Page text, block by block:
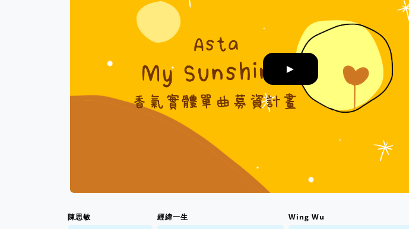
►
陳思敏 經緯一生 Wing Wu